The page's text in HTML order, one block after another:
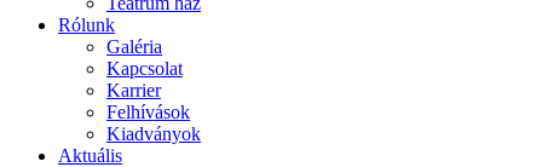
Rólunk
Galéria
Kapcsolat
Karrier
Felhívások
Kiadványok
Aktuális